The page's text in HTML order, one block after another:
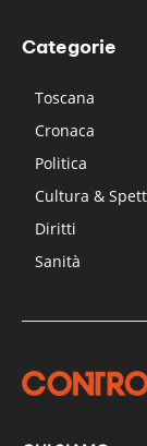
Categorie
Toscana
Cronaca
Politica
Cultura &
Diritti
Sanità